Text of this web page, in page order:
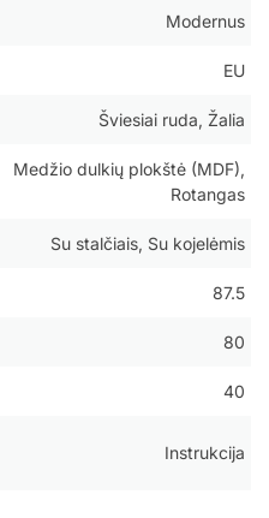
Modernus
EU
Šviesiai ruda, Žalia
Medžio dulkių plokštė (MDF),
Rotangas
Su stalčiais, Su kojelėmis
87.5
80
40
Instrukcija